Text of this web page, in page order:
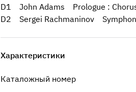
D1 John Adams Prologue :
D2 Sergei Rachmaninov
Характеристики
Каталожный номер